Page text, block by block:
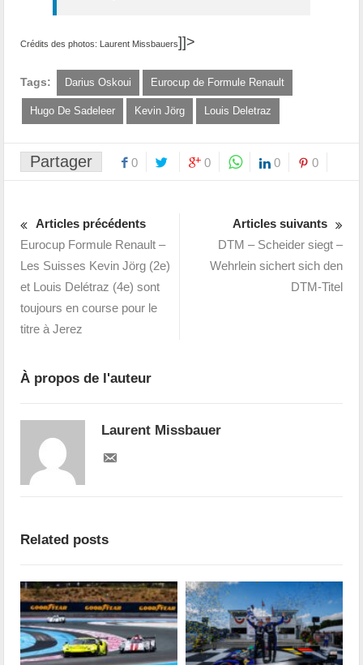
Crédits des photos: Laurent Missbauers]]>
Tags: Darius Oskoui Eurocup de Formule Renault
Hugo De Sadeleer Kevin Jörg Louis Deletraz
Partager 0 0 0 0
Articles précédents
Eurocup Formule Renault –
Les Suisses Kevin Jörg (2e)
et Louis Delétraz (4e) sont
toujours en course pour le
titre à Jerez
Articles suivants
DTM – Scheider siegt –
Wehrlein sichert sich den
DTM-Titel
À propos de l'auteur
Laurent Missbauer
Related posts